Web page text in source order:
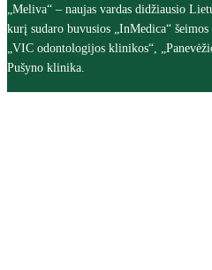
„Meliva“ – naujas vardas didžiausio
kurį sudaro buvusios „InMedica“
„VIC odontologijos klinikos“,
Pušyno klinika.